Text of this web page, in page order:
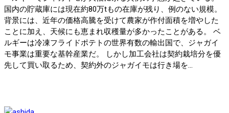
国内の貯蔵庫には現在約80万tもの在庫が残り、例のない規模。
背景には、近年の価格高騰を受けて農家が作付面積を増やした
ことに加え、天候にも恵まれ収穫量が多かったことがある。 ベ
ルギーは冷凍フライドポテトの世界有数の輸出国で、ジャガイ
モ事業は重要な基幹産業だ。 しかし加工会社は契約栽培分を優
先して買い取るため、契約外のジャガイモは行き場を...